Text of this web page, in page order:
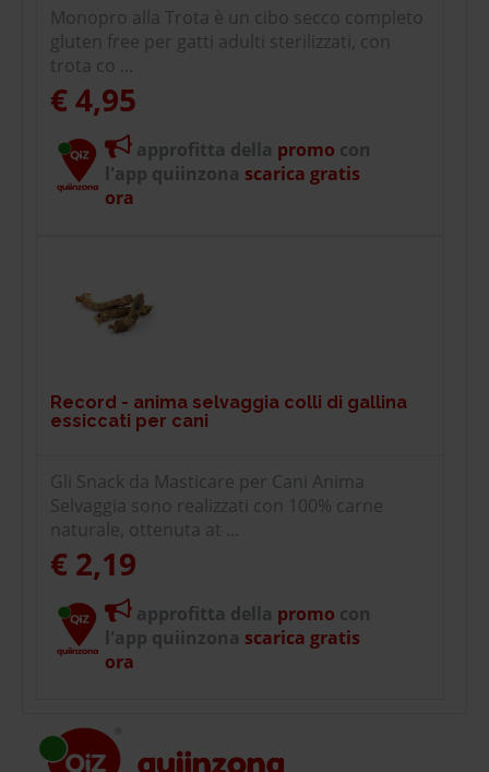
Monopro alla Trota è un cibo secco completo
gluten free per gatti adulti sterilizzati, con
trota co ...
€ 4,95
approfitta della promo con
l'app quiinzona scarica gratis
ora
Record - anima selvaggia colli di gallina
essiccati per cani
Gli Snack da Masticare per Cani Anima
Selvaggia sono realizzati con 100% carne
naturale, ottenuta at ...
€ 2,19
approfitta della promo con
l'app quiinzona scarica gratis
ora